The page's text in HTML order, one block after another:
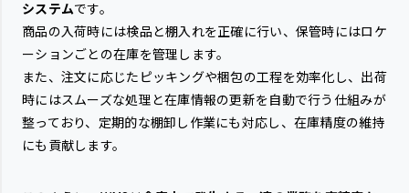
システムです。
商品の入荷時には検品と棚入れを正確に行い、保管時にはロケ
ーションごとの在庫を管理します。
また、注文に応じたピッキングや梱包の工程を効率化し、出荷
時にはスムーズな処理と在庫情報の更新を自動で行う仕組みが
整っており、定期的な棚卸し作業にも対応し、在庫精度の維持
にも貢献します。